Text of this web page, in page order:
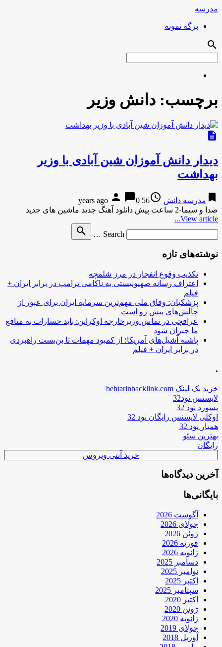
مدرسه
برگه نمونه
search
برچسب: دانش وزیر
description
دیدار دانش آموزان شین آبادی با وزیر
بهداشت
bookmark مدرسه دانش access_time
56 years ago
person chat_bubble0
صدا و سیما-2 ساعت پیش دانلود آهنگ جدید ماشین های جدید
View article...
Search …
search
نوشته‌های تازه
تکذیب وقوع انفجار در مرز شلمچه
اعتراف رسانه صهیونیستی به ناکامی ترامپ در برابر ایران +
فیلم
پزشکیان: وفاق ملی مهم‌ترین سرمایه ایران برای عبور از
چالش‌های پیش رو است
عراقچی در تماس وزیرخارجه اوکراین: باید خسارات به منافع
ما جبران شود
پاشنه آشیل‌های آمریکا؛ از کمبود مهمات تا بن‌بست راهبردی
در برابر ایران + فیلم
.
خرید بک لینک behtarinbacklink.com
لایسنس نود32
پسورد نود 32
اوکلی لایسنس رایگان نود 32
همیار نود 32
بهترین سئو
رایگان
خرید آنتی ویروس
آخرین دیدگاه‌ها
بایگانی‌ها
آگوست 2026
جولای 2026
ژوئن 2026
فوریه 2026
ژانویه 2026
دسامبر 2025
نوامبر 2025
اکتبر 2025
سپتامبر 2025
اکتبر 2020
ژوئن 2020
ژانویه 2020
جولای 2019
آوریل 2018